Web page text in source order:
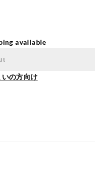
available
の方向け